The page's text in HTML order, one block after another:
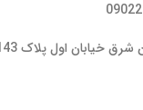
خیابان اول پلاک 143